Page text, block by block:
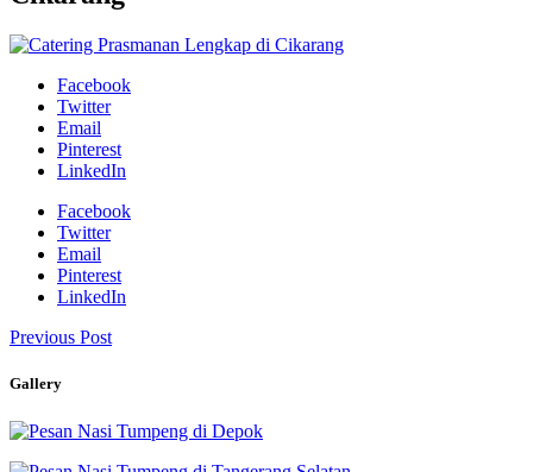
Facebook
Twitter
Email
Pinterest
LinkedIn
Facebook
Twitter
Email
Pinterest
LinkedIn
Previous Post
Gallery